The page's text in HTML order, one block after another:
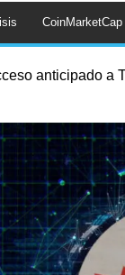
CoinMarketCap
anticipado a